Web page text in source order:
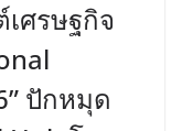
เศรษฐกิจ
ปักหมุด